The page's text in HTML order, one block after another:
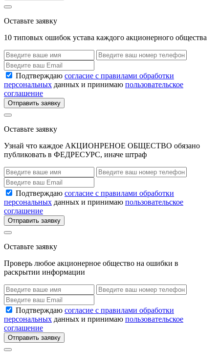
Оставьте заявку
10 типовых ошибок устава каждого акционерного общества
Подтверждаю согласие с правилами обработки
персональных данных и принимаю пользовательское
соглашение
Отправить заявку
Оставьте заявку
Узнай что каждое АКЦИОНРЕНОЕ ОБЩЕСТВО обязано
публиковать в ФЕДРЕСУРС, иначе штраф
Подтверждаю согласие с правилами обработки
персональных данных и принимаю пользовательское
соглашение
Отправить заявку
Оставьте заявку
Проверь любое акционерное общество на ошибки в
раскрытии информации
Подтверждаю согласие с правилами обработки
персональных данных и принимаю пользовательское
соглашение
Отправить заявку